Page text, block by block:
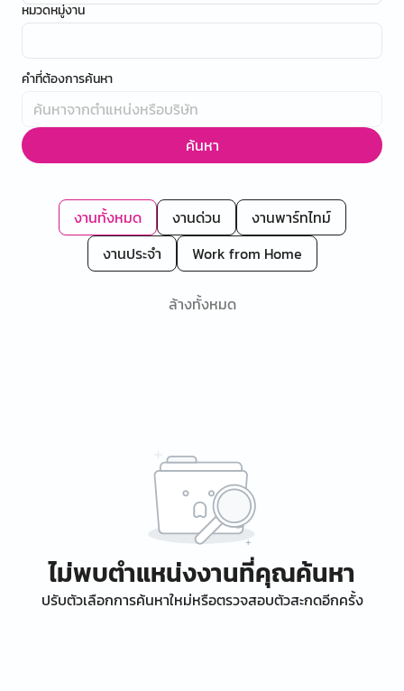
หมวดหมู่งาน
คำที่ต้องการค้นหา
ค้นหา
งานทั้งหมด งานด่วน
งานพาร์ทไทม์
งานประจำ
Work from Home
ล้างทั้งหมด
ไม่พบตำแหน่งงานที่คุณค้นหา
ปรับตัวเลือกการค้นหาใหม่หรือตรวจสอบตัวสะกดอีกครั้ง